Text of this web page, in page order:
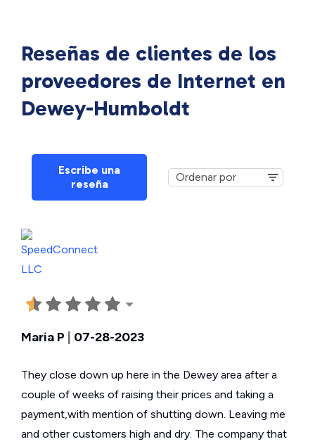
Reseñas de clientes de los
proveedores de Internet en
Dewey-Humboldt
Escribe una
reseña
Maria P 07-28-2023
They close down up here in the Dewey area after a
couple of weeks of raising their prices and taking a
payment,with mention of shutting down. Leaving me
and other customers high and dry. The company that